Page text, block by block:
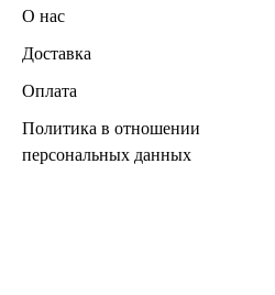
О нас
Доставка
Оплата
Политика в отношении
персональных данных